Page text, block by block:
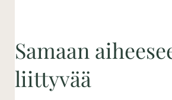
Samaan
liittyvää